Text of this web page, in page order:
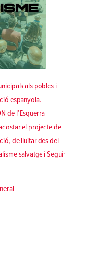
als pobles i
espanyola.
de l’Esquerra
el projecte de
de lluitar des del
salvatge iSeguir
contrapoder popular des